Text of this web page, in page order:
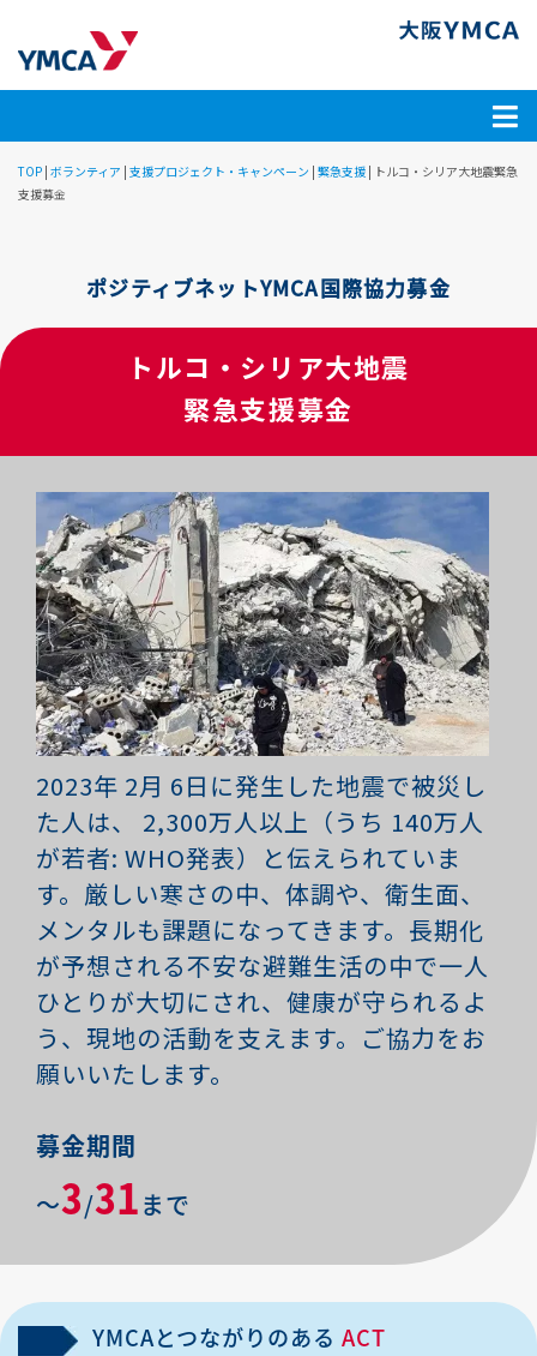
TOP | ボランティア | 支援プロジェクト・キャンペーン | 緊急支援 | トルコ・シリア大地震緊急
支援募金
ポジティブネットYMCA国際協力募金
トルコ・シリア大地震
緊急支援募金
2023年 2月 6日に発生した地震で被災し
た人は、 2,300万人以上（うち 140万人
が若者: WHO発表）と伝えられていま
す。厳しい寒さの中、体調や、衛生面、
メンタルも課題になってきます。長期化
が予想される不安な避難生活の中で一人
ひとりが大切にされ、健康が守られるよ
う、現地の活動を支えます。ご協力をお
願いいたします。
募金期間
〜3/31まで
YMCAとつながりのある ACT